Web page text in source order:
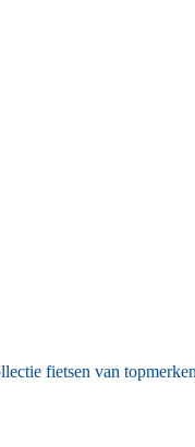
fietsen van